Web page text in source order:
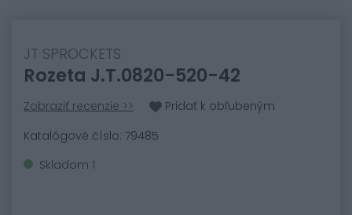
JT SPROCKETS
Rozeta J.T.0820-520-42
Zobraziť recenzie >>
Pridať k obľubeným
Katalógové číslo: 79485
Skladom 1